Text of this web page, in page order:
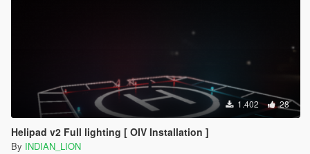
1.402 28
Helipad v2 Full lighting [ OIV Installation ]
By INDIAN_LION